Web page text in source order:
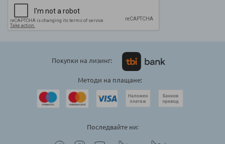
Покупки на лизинг:
Методи на плащане:
Последвайте ни: